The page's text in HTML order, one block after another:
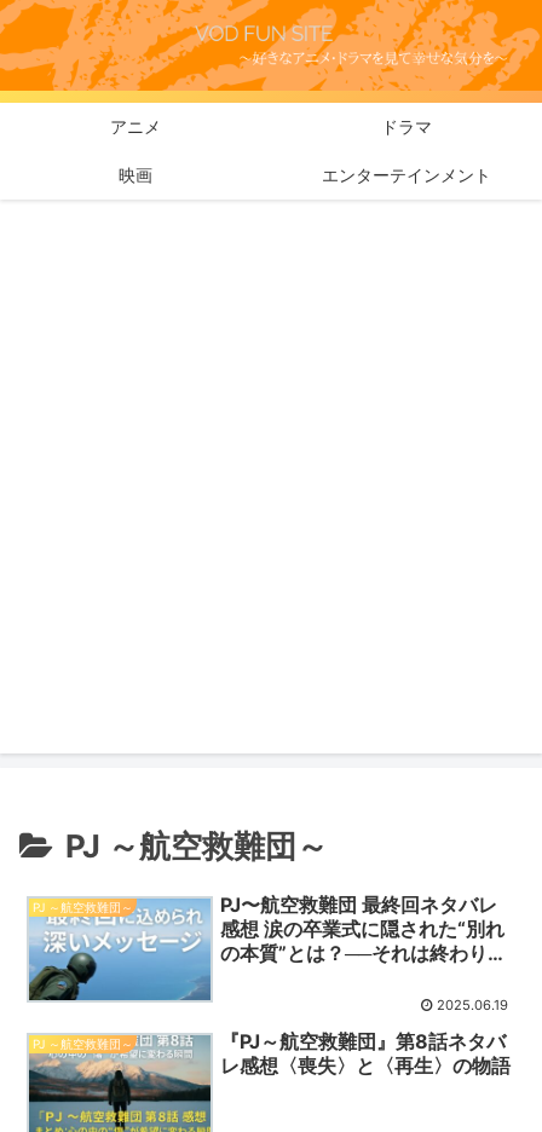
アニメ ドラマ
映画 エンターテインメント
PJ ～航空救難団～
PJ ～航空救難団～
PJ〜航空救難団 最終回ネタバレ
感想 涙の卒業式に隠された“別れ
の本質”とは？──それは終わりじ
2025.06.19
PJ ～航空救難団～
『PJ～航空救難団』第8話ネタバ
レ感想〈喪失〉と〈再生〉の物語